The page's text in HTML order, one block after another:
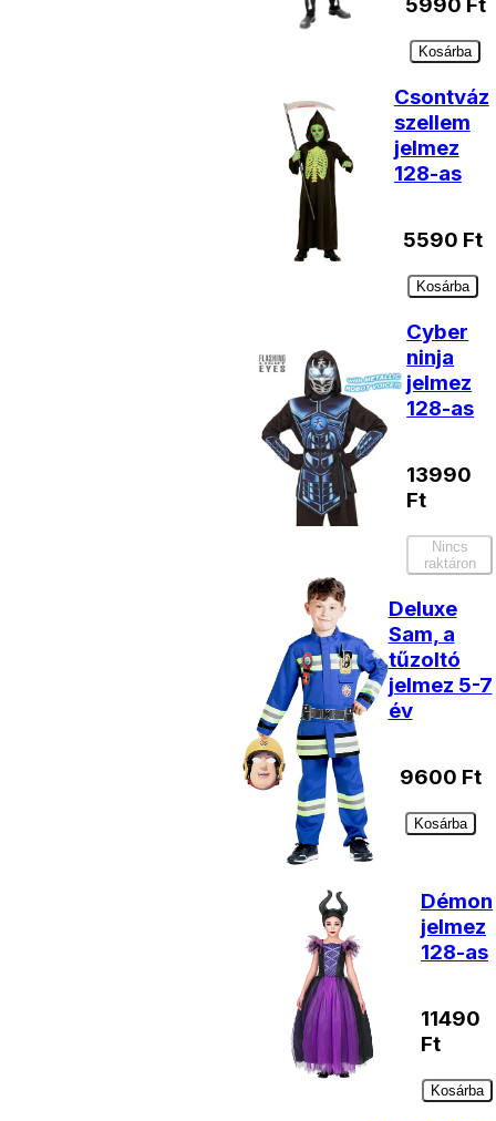
5990 Ft
Kosárba
Csontváz
szellem
jelmez
128-as
5590 Ft
Kosárba
Cyber
ninja
jelmez
128-as
13990
Ft
Nincs
raktáron
Deluxe
Sam, a
tűzoltó
jelmez 5-7
év
9600 Ft
Kosárba
Démon
jelmez
128-as
11490
Ft
Kosárba